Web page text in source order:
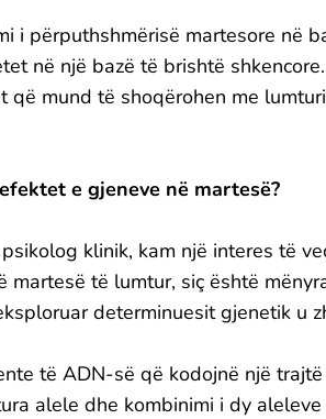
i përputhshmërisë martesore në
në një bazë të brishtë
që mund të shoqërohen me
e gjeneve në martesë?
klinik, kam një interes të
martesë të lumtur, siç është
determinuesit gjenetik u
të ADN-së që kodojnë një
alele dhe kombinimi i dy